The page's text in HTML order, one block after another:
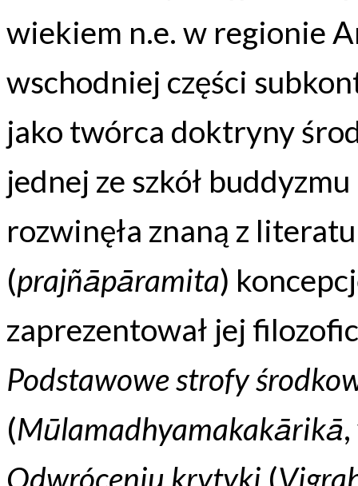
wiekiem n.e. w regionie
wschodniej części
jako twórca doktryny
jednej ze szkół
rozwinęła znaną z
(prajñāpāramita)
zaprezentował jej
Podstawowe strofy
(Mūlamadhyamakakārikā
Odwróceniu krytyki (